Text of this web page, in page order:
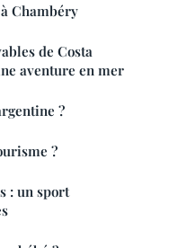
Chambéry
de Costa
aventure en mer
?
?
: un sport